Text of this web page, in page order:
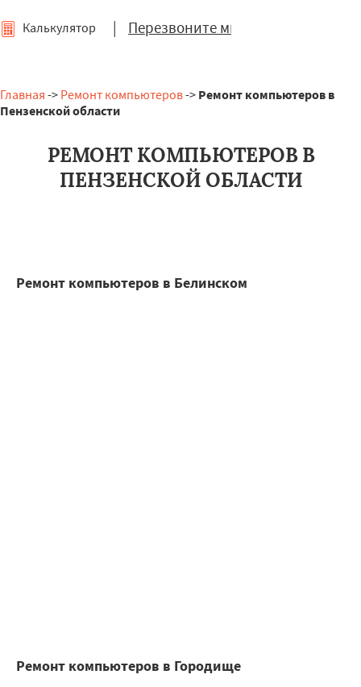
| Перезвоните мне
Калькулятор
Главная -> Ремонт компьютеров-> Ремонт компьютеров в
Пензенской области
РЕМОНТ КОМПЬЮТЕРОВ В
ПЕНЗЕНСКОЙ ОБЛАСТИ
Ремонт компьютеров в Белинском
Ремонт компьютеров в Городище